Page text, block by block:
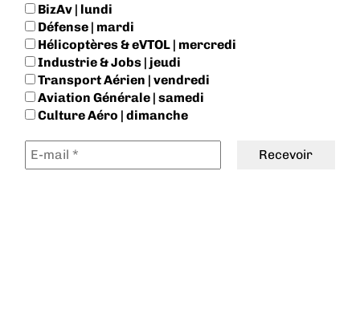
BizAv | lundi
Défense | mardi
Hélicoptères & eVTOL | mercredi
Industrie & Jobs | jeudi
Transport Aérien | vendredi
Aviation Générale | samedi
Culture Aéro | dimanche